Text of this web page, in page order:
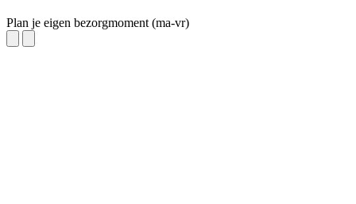
Plan je eigen bezorgmoment (ma-vr)